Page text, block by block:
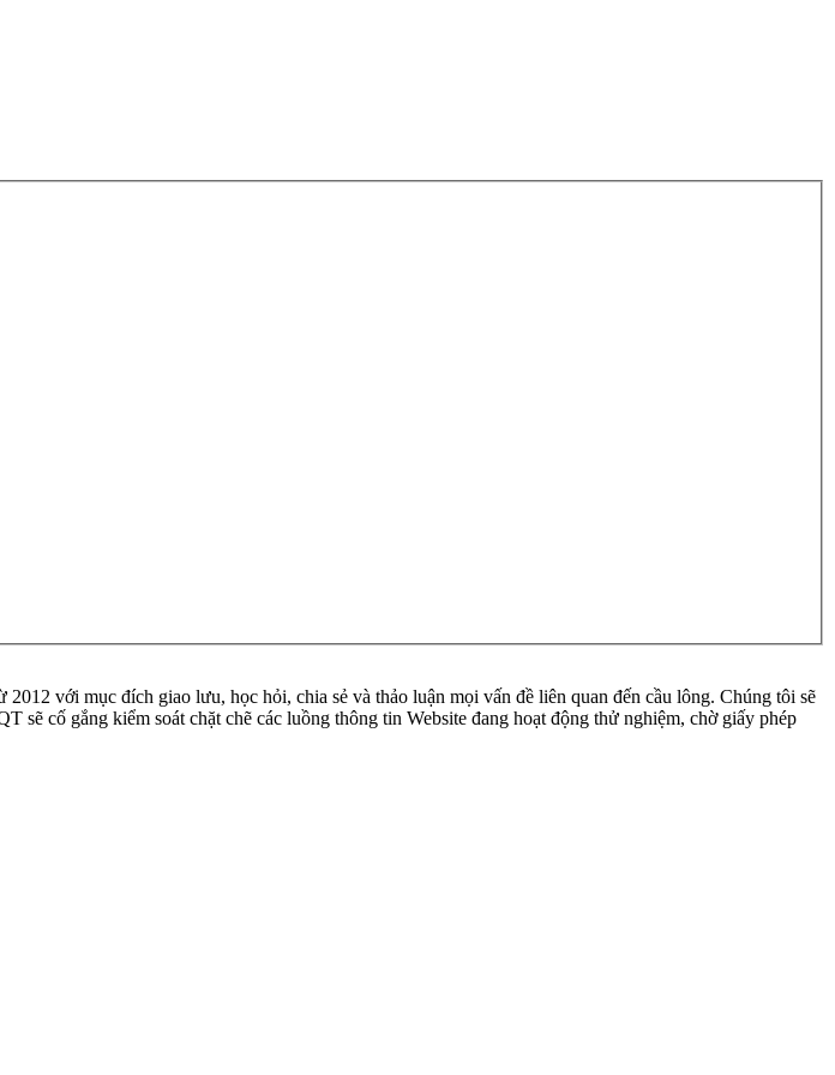
với mục đích giao lưu, học hỏi, chia sẻ và thảo luận mọi vấn đề liên quan đến cầu lông. Chúng tôi sẽ
cố gắng kiểm soát chặt chẽ các luồng thông tin Website đang hoạt động thử nghiệm, chờ giấy phép